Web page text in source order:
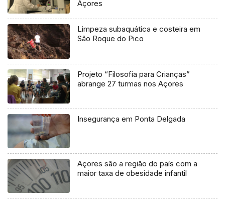
Açores
Limpeza subaquática e costeira em
São Roque do Pico
Projeto “Filosofia para Crianças”
abrange 27 turmas nos Açores
Insegurança em Ponta Delgada
Açores são a região do país com a
maior taxa de obesidade infantil